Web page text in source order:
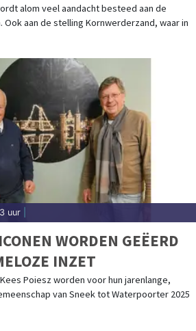
alom veel aandacht besteed aan de
Ook aan de stelling Kornwerderzand, waar in
uur
WORDEN GEËERD
INZET
Kees Poiesz worden voor hun jarenlange,
van Sneek tot Waterpoorter 2025